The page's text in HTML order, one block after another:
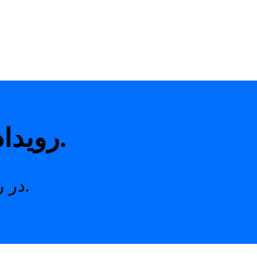
رویدادهای پیشِ روی کامیاب را ببینید و همین امروز با خیال راحت جای خودتان را رزرو کنید.
در رویدادهای حضوری یا آنلاین ما شرکت کنید، مهارت‌های کاربردی بیاموزید و ارتباطاتی بسازید که مسیر رشد شما را متحول می‌کند.